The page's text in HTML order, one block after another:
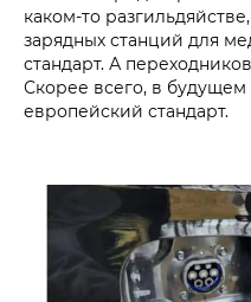
каком-то
зарядных станций для
стандарт. А
Скорее всего, в
европейский стандарт.